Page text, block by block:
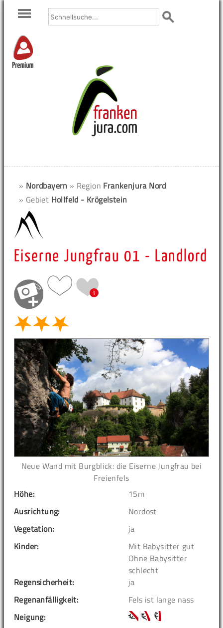
Premium
» Nordbayern » Region Frankenjura Nord
» Gebiet Hollfeld - Krögelstein
Eiserne Jungfrau 01 - Landlord
1
Neue Wand mit Burgblick: die Eiserne Jungfrau bei
Freienfels
Höhe:
15m
Ausrichtung:
Nordost
Vegetation:
ja
Kinder:
Mit Babysitter gut
Ohne Babysitter
schlecht
Regensicherheit:
ja
Regenanfälligkeit:
Fels ist lange nass
Neigung: